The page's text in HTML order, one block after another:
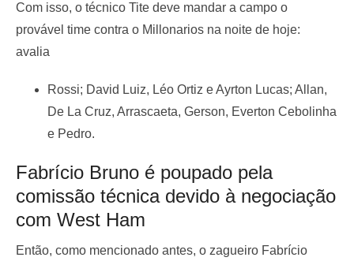
Com isso, o técnico Tite deve mandar a campo o
provável time contra o Millonarios na noite de hoje:
avalia
Rossi; David Luiz, Léo Ortiz e Ayrton Lucas; Allan,
De La Cruz, Arrascaeta, Gerson, Everton Cebolinha
e Pedro.
Fabrício Bruno é poupado pela
comissão técnica devido à negociação
com West Ham
Então, como mencionado antes, o zagueiro Fabrício